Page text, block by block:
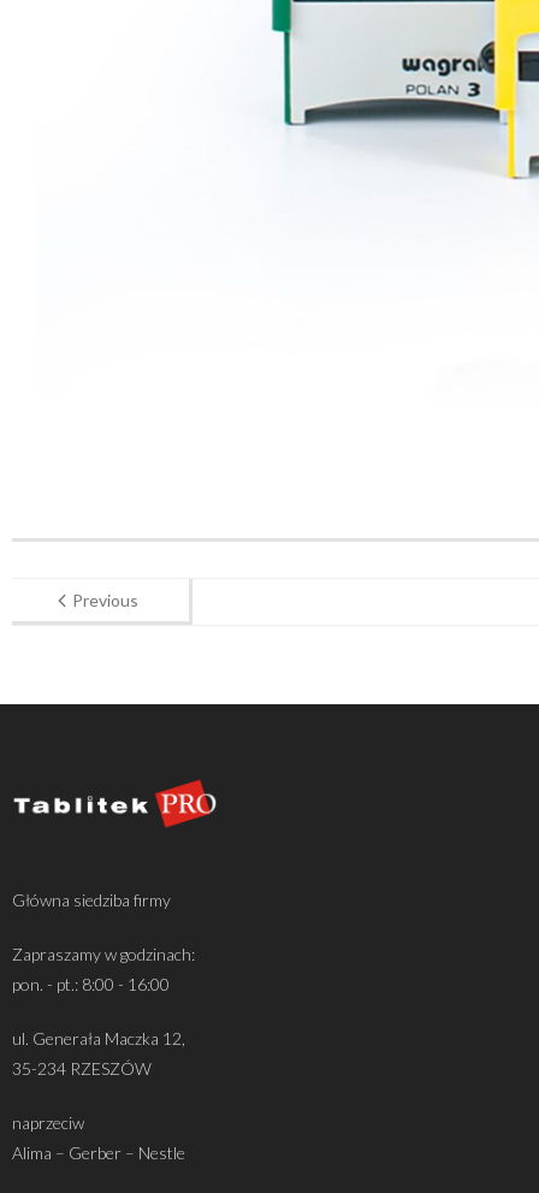
Previous
Główna siedziba firmy
Zapraszamy w godzinach:
pon. - pt.: 8:00 - 16:00
ul. Generała Maczka 12,
35-234 RZESZÓW
naprzeciw
Alima – Gerber – Nestle